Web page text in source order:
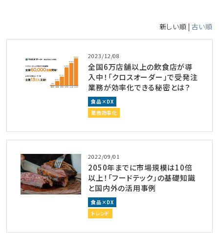
新しい順 | 古い順
2023/12/08
全国6万店舗以上の飲食店が導
入中！「クロスオーダー」で受発注
業務が効率化できる秘密とは？
食品×DX
業務効率化
2022/09/01
2050年までに市場規模は10倍
以上！「フードテック」の基礎知識
と国内外の活用事例
食品×DX
トレンド